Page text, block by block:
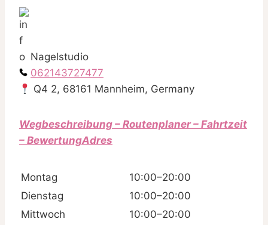
Nagelstudio
062143727477
Q4 2, 68161 Mannheim, Germany
Wegbeschreibung – Routenplaner – Fahrtzeit
– BewertungAdres
Montag
10:00–20:00
Dienstag
10:00–20:00
Mittwoch
10:00–20:00